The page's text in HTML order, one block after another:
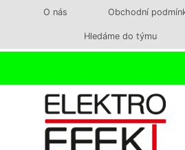
O nás Obchodní
Hledáme do týmu